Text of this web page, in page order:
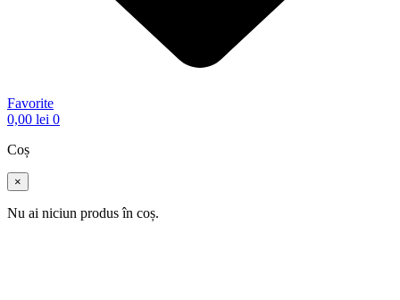
Favorite
0,00 lei 0
Coș
×
Nu ai niciun produs în coș.